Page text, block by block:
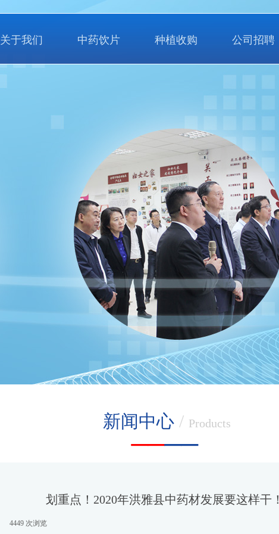
关于我们 中药饮片 种植收购 公司招聘
新闻中心 / Products
____
划重点！2020年洪雅县中药材发展要这样干！
4449 次浏览